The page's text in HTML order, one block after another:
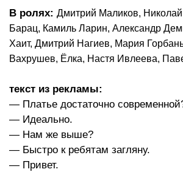
В ролях: Дмитрий Маликов,
Барац, Камиль Ларин, Александр
Хаит, Дмитрий Нагиев, Мария
Вахрушев, Ёлка, Настя Ивлеева,
текст из рекламы:
— Платье достаточно
— Идеально.
— Нам же выше?
— Быстро к ребятам загляну.
— Привет.